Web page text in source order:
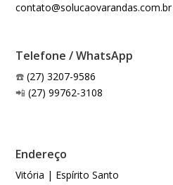
contato@solucaovarandas.com.br
Telefone / WhatsApp
☎️(27) 3207-9586
📲(27) 99762-3108
Endereço
Vitória | Espírito Santo